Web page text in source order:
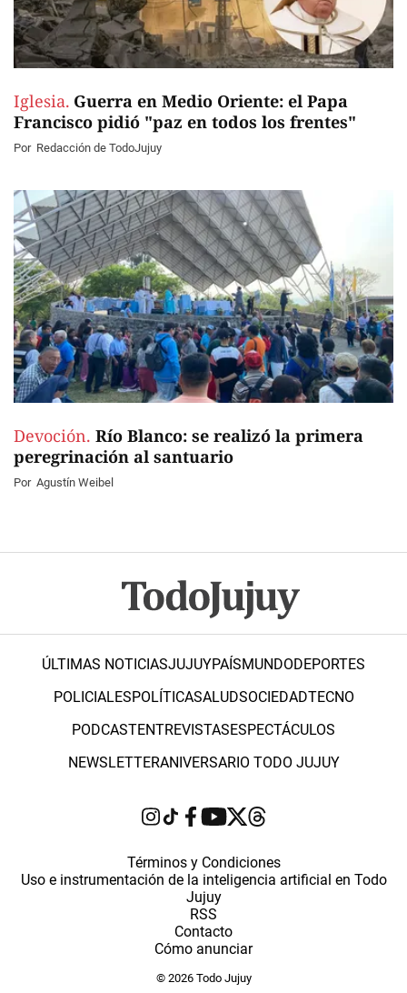
Iglesia. Guerra en Medio Oriente: el Papa
Francisco pidió "paz en todos los frentes"
Por Redacción de TodoJujuy
Devoción. Río Blanco: se realizó la primera
peregrinación al santuario
Por Agustín Weibel
ÚLTIMAS NOTICIASJUJUYPAÍSMUNDODEPORTES
POLICIALESPOLÍTICASALUDSOCIEDADTECNO
PODCASTENTREVISTASESPECTÁCULOS
NEWSLETTERANIVERSARIO TODO JUJUY
Términos y Condiciones
Uso e instrumentación de la inteligencia artificial en Todo
Jujuy
RSS
Contacto
Cómo anunciar
© 2026 Todo Jujuy